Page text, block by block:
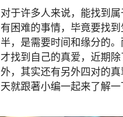
对于许多人来说，能找到
有困难的事情，毕竟要找
半，是需要时间和缘分的
才找到自己的真爱，近期
外，其实还有另外四对的
天就跟著小编一起来了解